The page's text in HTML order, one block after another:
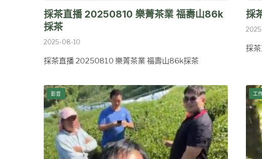
採茶直播 20250810 樂菁茶業 福壽山86k
採茶
2025-08-10
採茶直播 20250810 樂菁茶業 福壽山86k採茶
採
採
影音 工